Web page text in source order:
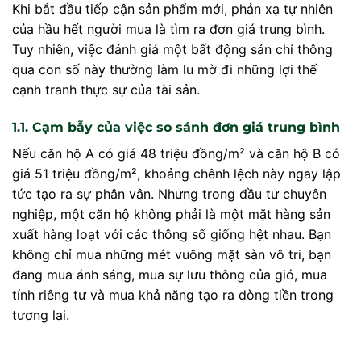
Khi bắt đầu tiếp cận sản phẩm mới, phản xạ tự nhiên
của hầu hết người mua là tìm ra đơn giá trung bình.
Tuy nhiên, việc đánh giá một bất động sản chỉ thông
qua con số này thường làm lu mờ đi những lợi thế
cạnh tranh thực sự của tài sản.
1.1. Cạm bẫy của việc so sánh đơn giá trung bình
Nếu căn hộ A có giá 48 triệu đồng/m² và căn hộ B có
giá 51 triệu đồng/m², khoảng chênh lệch này ngay lập
tức tạo ra sự phân vân. Nhưng trong đầu tư chuyên
nghiệp, một căn hộ không phải là một mặt hàng sản
xuất hàng loạt với các thông số giống hệt nhau. Bạn
không chỉ mua những mét vuông mặt sàn vô tri, bạn
đang mua ánh sáng, mua sự lưu thông của gió, mua
tính riêng tư và mua khả năng tạo ra dòng tiền trong
tương lai.